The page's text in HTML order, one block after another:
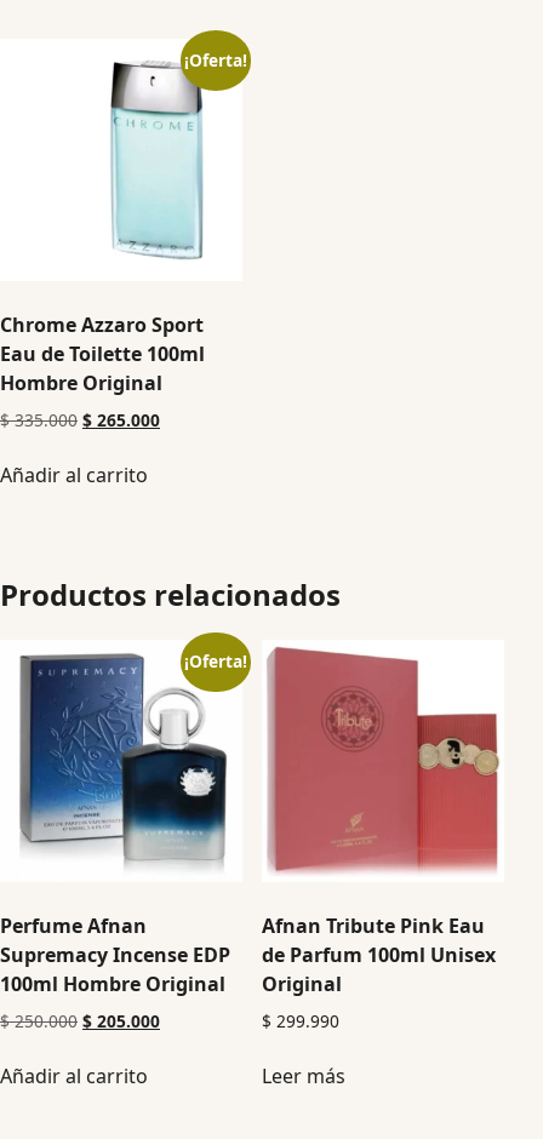
¡Oferta!
Chrome Azzaro Sport
Eau de Toilette 100ml
Hombre Original
$335.000 $ 265.000
Añadir al carrito
Productos relacionados
¡Oferta!
Perfume Afnan
Supremacy Incense EDP
100ml Hombre Original
$250.000 $ 205.000
Añadir al carrito
Afnan Tribute Pink Eau
de Parfum 100ml Unisex
Original
$ 299.990
Leer más